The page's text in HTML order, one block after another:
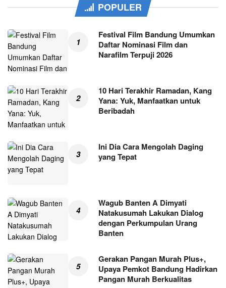
POPULER
Festival Film Bandung Umumkan
Daftar Nominasi Film dan
Narafilm Terpuji 2026
10 Hari Terakhir Ramadan, Kang
Yana: Yuk, Manfaatkan untuk
Beribadah
Ini Dia Cara Mengolah Daging
yang Tepat
Wagub Banten A Dimyati
Natakusumah Lakukan Dialog
dengan Perkumpulan Urang
Banten
Gerakan Pangan Murah Plus+,
Upaya Pemkot Bandung Hadirkan
Pangan Murah Berkualitas